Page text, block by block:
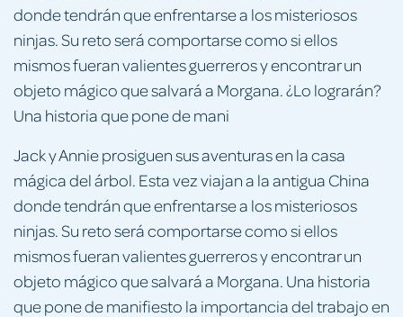
donde tendrán que enfrentarse a los misteriosos
ninjas. Su reto será comportarse como si ellos
mismos fueran valientes guerreros y encontrar un
objeto mágico que salvará a Morgana. ¿Lo lograrán?
Una historia que pone de mani
Jack y Annie prosiguen sus aventuras en la casa
mágica del árbol. Esta vez viajan a la antigua China
donde tendrán que enfrentarse a los misteriosos
ninjas. Su reto será comportarse como si ellos
mismos fueran valientes guerreros y encontrar un
objeto mágico que salvará a Morgana. Una historia
que pone de manifiesto la importancia del trabajo en